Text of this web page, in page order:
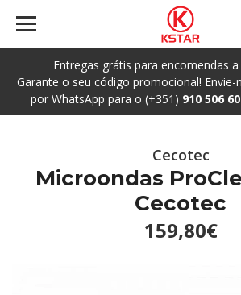
Entregas grátis para encomendas
Garante o seu código promocional!
por WhatsApp para o (+351) 910 506
Cecotec
Microondas
Cecotec
159,80€